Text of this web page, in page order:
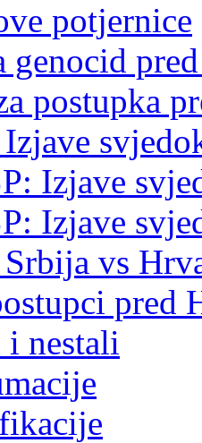
potjernice
genocid
postupka
Izjave
Izjave
vs
pred
nestali